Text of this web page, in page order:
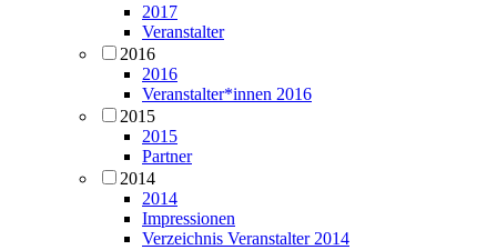
2017
Veranstalter
2016
2016
Veranstalter*innen 2016
2015
2015
Partner
2014
2014
Impressionen
Verzeichnis Veranstalter 2014